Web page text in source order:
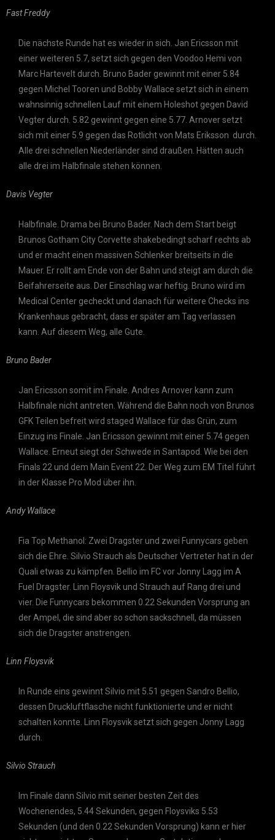
Fast Freddy
Die nächste Runde hat es wieder in sich. Jan Ericsson mit
einer weiteren 5.7, setzt sich gegen den Voodoo Hemi von
Marc Hartevelt durch. Bruno Bader gewinnt mit einer 5.84
gegen Michel Tooren und Bobby Wallace setzt sich in einem
wahnsinnig schnellen Lauf mit einem Holeshot gegen David
Vegter durch. 5.82 gewinnt gegen eine 5.77. Arnover setzt
sich mit einer 5.9 gegen das Rotlicht von Mats Eriksson durch.
Alle drei schnellen Niederländer sind draußen. Hätten auch
alle drei im Halbfinale stehen können.
Davis Vegter
Halbfinale. Drama bei Bruno Bader. Nach dem Start beigt
Brunos Gotham City Corvette shakebedingt scharf rechts ab
und er macht einen massiven Schlenker breitseits in die
Mauer. Er rollt am Ende von der Bahn und steigt am durch die
Beifahrerseite aus. Der Einschlag war heftig. Bruno wird im
Medical Center gecheckt und danach für weitere Checks ins
Krankenhaus gebracht, dass er später am Tag verlassen
kann. Auf diesem Weg, alle Gute.
Bruno Bader
Jan Ericsson somit im Finale. Andres Arnover kann zum
Halbfinale nicht antreten. Während die Bahn noch von Brunos
GFK Teilen befreit wird staged Wallace für das Grün, zum
Einzug ins Finale. Jan Ericsson gewinnt mit einer 5.74 gegen
Wallace. Erneut siegt der Schwede in Santapod. Wie bei den
Finals 22 und dem Main Event 22. Der Weg zum EM Titel führt
in der Klasse Pro Mod über ihn.
Andy Wallace
Fia Top Methanol: Zwei Dragster und zwei Funnycars geben
sich die Ehre. Silvio Strauch als Deutscher Vertreter hat in der
Quali etwas zu kämpfen. Bellio im FC vor Jonny Lagg im A
Fuel Dragster. Linn Floysvik und Strauch auf Rang drei und
vier. Die Funnycars bekommen 0.22 Sekunden Vorsprung an
der Ampel, die sind aber so schon sackschnell, da müssen
sich die Dragster anstrengen.
Linn Floysvik
In Runde eins gewinnt Silvio mit 5.51 gegen Sandro Bellio,
dessen Druckluftflasche nicht funktionierte und er nicht
schalten konnte. Linn Floysvik setzt sich gegen Jonny Lagg
durch.
Silvio Strauch
Im Finale dann Silvio mit seiner besten Zeit des
Wochenendes, 5.44 Sekunden, gegen Floysviks 5.53
Sekunden (und den 0.22 Sekunden Vorsprung) kann er hier